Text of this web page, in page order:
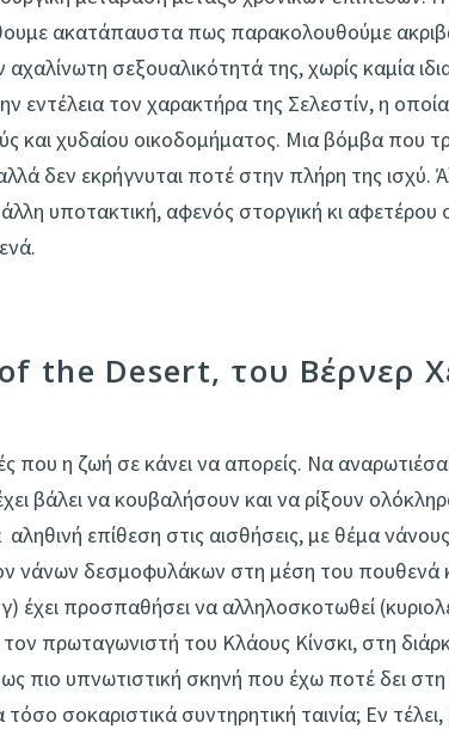
ακατάπαυστα πως παρακολουθούμε
αχαλίνωτη σεξουαλικότητά της, χωρίς καμία
εντέλεια τον χαρακτήρα της Σελεστίν, η
και χυδαίου οικοδομήματος. Μια βόμβα που
δεν εκρήγνυται ποτέ στην πλήρη της ισχύ.
άλλη υποτακτική, αφενός στοργική κι
the Desert, του Βέρνερ
που η ζωή σε κάνει να απορείς. Να
βάλει να κουβαλήσουν και να ρίξουν
αληθινή επίθεση στις αισθήσεις, με θέμα
νάνων δεσμοφυλάκων στη μέση του πουθενά
έχει προσπαθήσει να αλληλοσκοτωθεί
πρωταγωνιστή του Κλάους Κίνσκι, στη
πιο υπνωτιστική σκηνή που έχω ποτέ δει
τόσο σοκαριστικά συντηρητική ταινία; Εν